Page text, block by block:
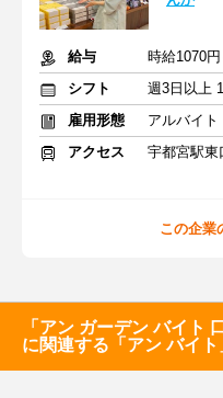
給与
時給1070円
シフト
雇用形態
アルバイト
アクセス
宇都宮駅東
この企業
「アン ガーデン バイト
に関連する「アン バイ